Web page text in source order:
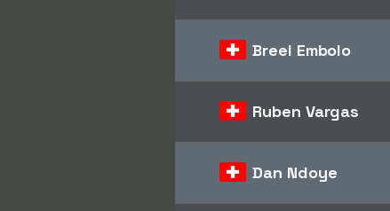
Breel Embolo
Ruben Vargas
Dan Ndoye